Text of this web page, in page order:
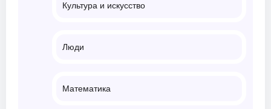
Культура и искусство
Люди
Математика